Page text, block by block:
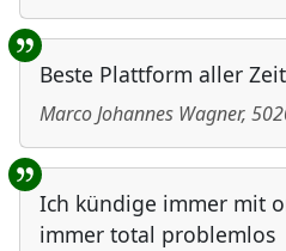
Beste Plattform aller
Marco Johannes Wagner,
Ich kündige immer mit
immer total problemlos